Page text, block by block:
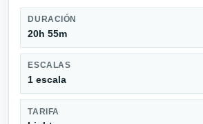
DURACIÓN
20h 55m
ESCALAS
1 escala
TARIFA